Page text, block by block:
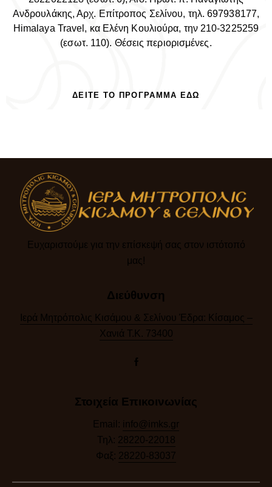
Ανδρουλάκης, Αρχ. Επίτροπος Σελίνου, τηλ. 697938177,
Himalaya Travel, κα Ελένη Κουλιούρα, την 210-3225259
(εσωτ. 110). Θέσεις περιορισμένες.
ΔΕΊΤΕ ΤΟ ΠΡΌΓΡΑΜΜΑ ΕΔΏ
Ευχαριστούμε για την επίσκεψή σας στον ιστότοπό
μας!​
Διεύθυνση
Ιερά Μητρόπολις Κισάμου & Σελίνου Έδρα: Κίσαμος –
Χανιά Τ.Κ. 73400
Στοιχεία Επικοινωνίας
Email: info@imks.gr
Τηλ: 28220-22018
Φαξ: 28220-83037